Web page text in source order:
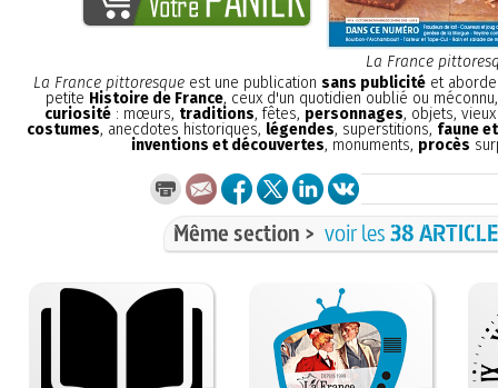
La France
La France pittoresqueest une publication sans publicitéet aborde
petite Histoire de France, ceux d'un quotidien oublié ou
curiosité : mœurs, traditions, fêtes, personnages, objets,
costumes, anecdotes historiques, légendes, superstitions, faune
inventions et découvertes, monuments, procès
Même section > voir les38